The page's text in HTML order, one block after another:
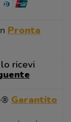
Pronta
ricevi
Garantito